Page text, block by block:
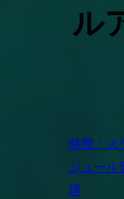
ル
時間・ス
ジュール
理